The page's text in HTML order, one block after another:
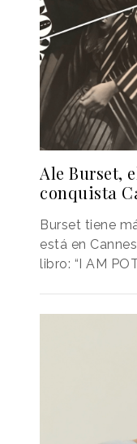
Ale Burset,
conquista
Burset tiene
está en
libro: “I AM